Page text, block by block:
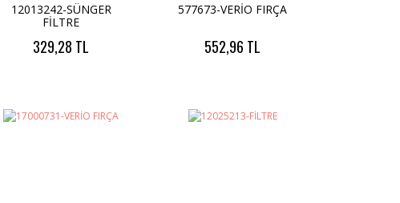
12013242-SÜNGER
FİLTRE
329,28 TL
577673-VERİO FIRÇA
552,96 TL